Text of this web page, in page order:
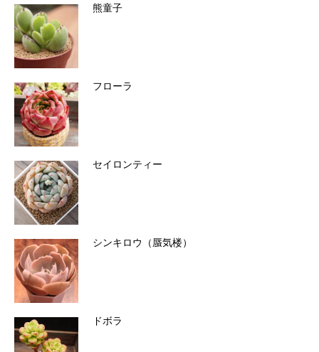
熊童子
フローラ
セイロンティー
シンキロウ（蜃気楼）
ドボラ